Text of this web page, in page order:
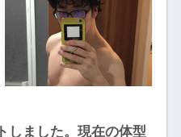
しました。現在の体型